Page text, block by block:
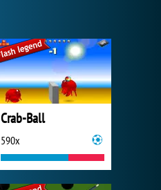
Crab-Ball
590x